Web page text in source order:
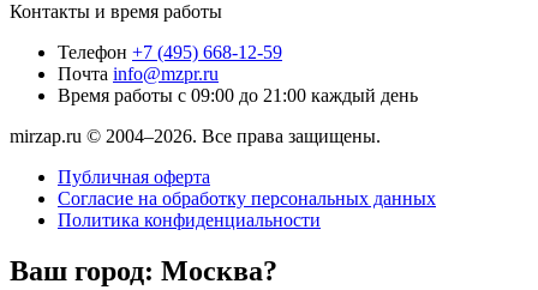
Контакты и время работы
Телефон +7 (495) 668-12-59
Почта info@mzpr.ru
Время работы с 09:00 до 21:00 каждый день
mirzap.ru © 2004–2026. Все права защищены.
Публичная оферта
Согласие на обработку персональных данных
Политика конфиденциальности
Ваш город: Москва?